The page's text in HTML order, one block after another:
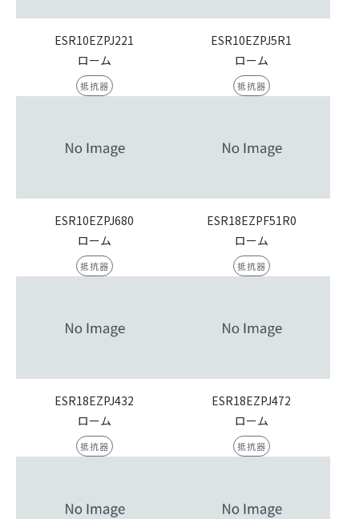
ESR10EZPJ221
ローム
抵抗器
ESR10EZPJ5R1
ローム
抵抗器
ESR10EZPJ680
ローム
抵抗器
ESR18EZPF51R0
ローム
抵抗器
ESR18EZPJ432
ローム
抵抗器
ESR18EZPJ472
ローム
抵抗器